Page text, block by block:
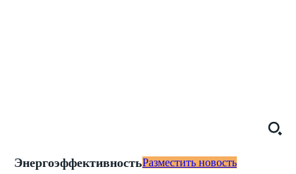
ЭнергоэффективностьРазместить новость